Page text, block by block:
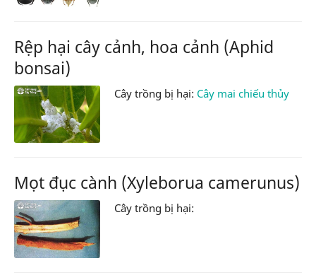
Rệp hại cây cảnh, hoa cảnh (Aphid
bonsai)
Cây trồng bị hại: Cây mai chiếu thủy
Mọt đục cành (Xyleborua camerunus)
Cây trồng bị hại: